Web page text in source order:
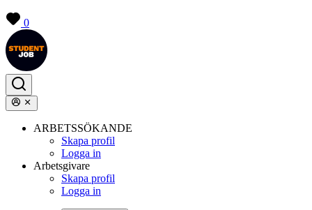
0
ARBETSSÖKANDE
Skapa profil
Logga in
Arbetsgivare
Skapa profil
Logga in